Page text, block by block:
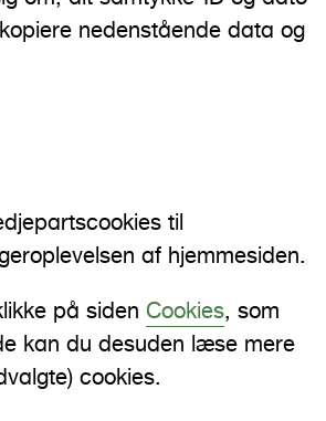
nedenstående data og
til
af hjemmesiden.
på siden Cookies, som
kan du desuden læse mere
cookies.